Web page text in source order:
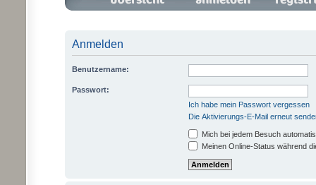
Anmelden
Benutzername:
Passwort:
Ich habe mein Passwort vergessen
Die Aktivierungs-E-Mail erneut
Mich bei jedem Besuch
Meinen Online-Status während